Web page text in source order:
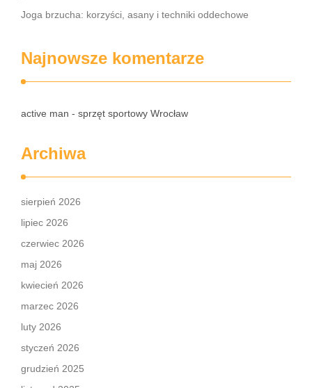
Joga brzucha: korzyści, asany i techniki oddechowe
Najnowsze komentarze
active man - sprzęt sportowy Wrocław
Archiwa
sierpień 2026
lipiec 2026
czerwiec 2026
maj 2026
kwiecień 2026
marzec 2026
luty 2026
styczeń 2026
grudzień 2025